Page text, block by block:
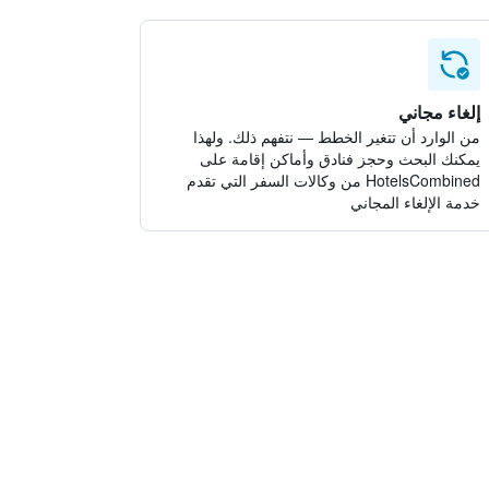
إلغاء مجاني
من الوارد أن تتغير الخطط — نتفهم ذلك. ولهذا
يمكنك البحث وحجز فنادق وأماكن إقامة على
HotelsCombined من وكالات السفر التي تقدم
خدمة الإلغاء المجاني